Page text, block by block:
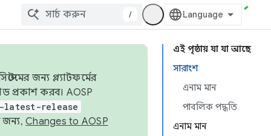
/
এই পৃষ্ঠায় যা যা আছে
সারাংশ
এনাম মান
পাবলিক পদ্ধতি
এনাম মান
জন্য প্ল্যাটফর্মের
প্রকাশ করব। AOSP
latest-release
জন্য, Changes to AOSP